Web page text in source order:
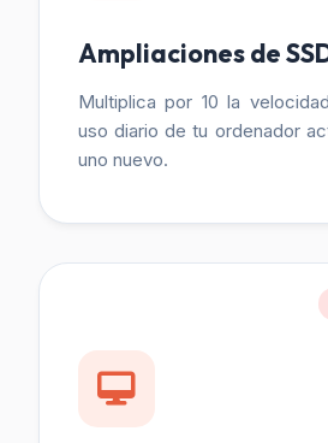
Ampliaciones de
Multiplica por 10 la
uso diario de tu ordenador
uno nuevo.